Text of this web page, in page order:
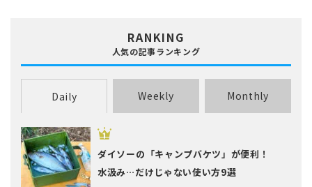
RANKING
人気の記事ランキング
Daily Weekly Monthly
ダイソーの「キャンプバケツ」が便利！
水汲み…だけじゃない使い方9選